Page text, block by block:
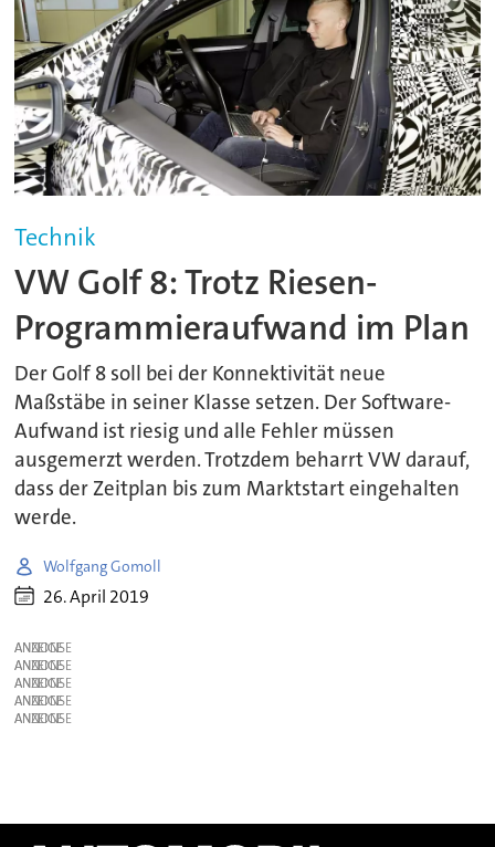
Technik
VW Golf 8: Trotz Riesen-
Programmieraufwand im Plan
Der Golf 8 soll bei der Konnektivität neue
Maßstäbe in seiner Klasse setzen. Der Software-
Aufwand ist riesig und alle Fehler müssen
ausgemerzt werden. Trotzdem beharrt VW darauf,
dass der Zeitplan bis zum Marktstart eingehalten
werde.
Wolfgang Gomoll
26. April 2019
ANZEIGE
ANZEIGE
ANZEIGE
ANZEIGE
ANZEIGE